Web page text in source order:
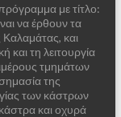
με τίτλο:
να έρθουν τα
και
και τη λειτουργία
τμημάτων
της
των κάστρων
και οχυρά